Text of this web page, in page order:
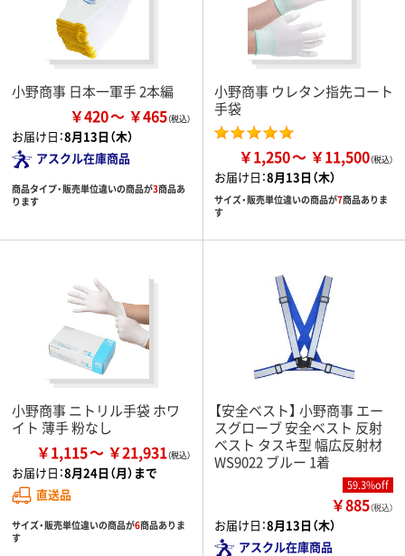
小野商事 日本一軍手 2本編
￥420 ￥465
お届け日：8月13日（木）
アスクル在庫商品
商品タイプ・販売単位違いの商品が3商品あ
ります
小野商事 ウレタン指先コート
手袋
￥1,250 ￥11,500
お届け日：8月13日（木）
サイズ・販売単位違いの商品が7商品ありま
す
小野商事 ニトリル手袋 ホワ
イト 薄手 粉なし
￥1,115 ￥21,931
お届け日：8月24日（月）まで
直送品
サイズ・販売単位違いの商品が6商品ありま
す
【安全ベスト】 小野商事 エー
スグローブ 安全ベスト 反射
ベスト タスキ型 幅広反射材
WS9022 ブルー 1着
59.3%off
￥885（税込）
お届け日：8月13日（木）
アスクル在庫商品